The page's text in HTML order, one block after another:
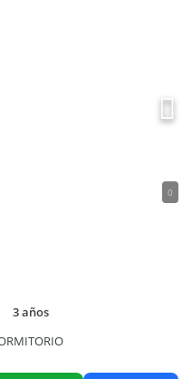
0
3 años